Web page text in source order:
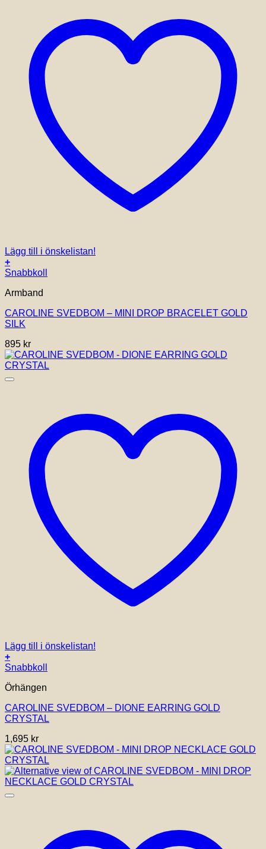
Lägg till i önskelistan!
+
Snabbkoll
Armband
CAROLINE SVEDBOM – MINI DROP BRACELET GOLD
SILK
895 kr
Lägg till i önskelistan!
+
Snabbkoll
Örhängen
CAROLINE SVEDBOM – DIONE EARRING GOLD
CRYSTAL
1,695 kr